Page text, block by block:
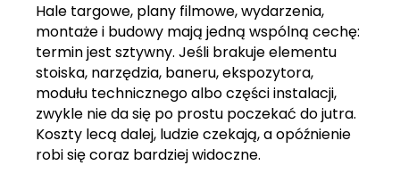
Hale targowe, plany filmowe, wydarzenia,
montaże i budowy mają jedną wspólną cechę:
termin jest sztywny. Jeśli brakuje elementu
stoiska, narzędzia, baneru, ekspozytora,
modułu technicznego albo części instalacji,
zwykle nie da się po prostu poczekać do jutra.
Koszty lecą dalej, ludzie czekają, a opóźnienie
robi się coraz bardziej widoczne.